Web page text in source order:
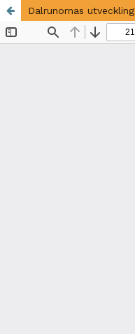
Dalrunornas utveckling